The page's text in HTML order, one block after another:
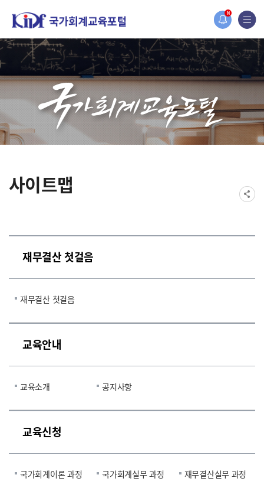
N
홈페이지가 새롭게 개편되었습니다.
한국조세재정연구원홈페이지가 새롭게 개설되었습니다.
사이트맵
재무결산 첫걸음
재무결산 첫걸음
교육안내
교육소개 공지사항
교육신청
국가회계이론 과정 국가회계실무 과정 재무결산실무 과정